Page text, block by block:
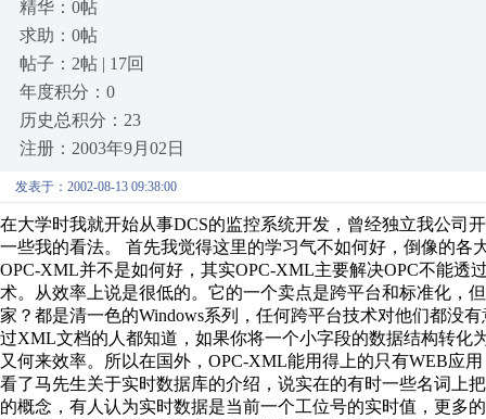
精华：0帖
求助：0帖
帖子：2帖 | 17回
年度积分：0
历史总积分：23
注册：2003年9月02日
发表于：2002-08-13 09:38:00
在大学时我就开始从事DCS的监控系统开发，曾经独立我公司
一些我的看法。 首先我觉得这里的学习气不如何好，倒像的
OPC-XML并不是如何好，其实OPC-XML主要解决OPC不能
术。从效率上说是很低的。它的一个卖点是跨平台和标准化，
家？都是清一色的Windows系列，任何跨平台技术对他们都没
过XML文档的人都知道，如果你将一个小字段的数据结构转
又何来效率。所以在国外，OPC-XML能用得上的只有WEB应
看了马先生关于实时数据库的介绍，说实在的有时一些名词上
的概念，有人认为实时数据是当前一个工位号的实时值，更多